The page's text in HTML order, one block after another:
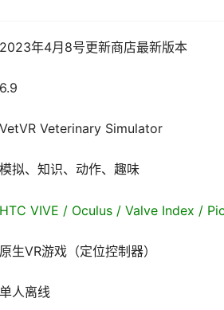
2023年4月8号更新商店最新版本
VetVR Veterinary Simulator
拟、知识、动作、趣味
HTC VIVE / Oculus / Valve Index /
生VR游戏（定位控制器）
人离线